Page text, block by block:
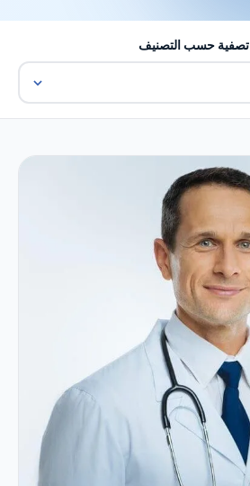
تصفية حسب التصنيف